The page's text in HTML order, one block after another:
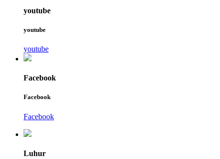
youtube
youtube
youtube
Facebook
Facebook
Facebook
Luhur